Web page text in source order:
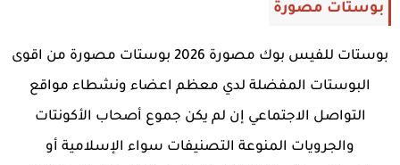
بوستات مصورة
بوستات للفيس بوك مصورة 2026 بوستات مصورة من اقوى
البوستات المفضلة لدي معظم اعضاء ونشطاء مواقع
التواصل الاجتماعي إن لم يكن جموع أصحاب الأكونتات
والجرويات المنوعة التصنيفات سواء الإسلامية أو